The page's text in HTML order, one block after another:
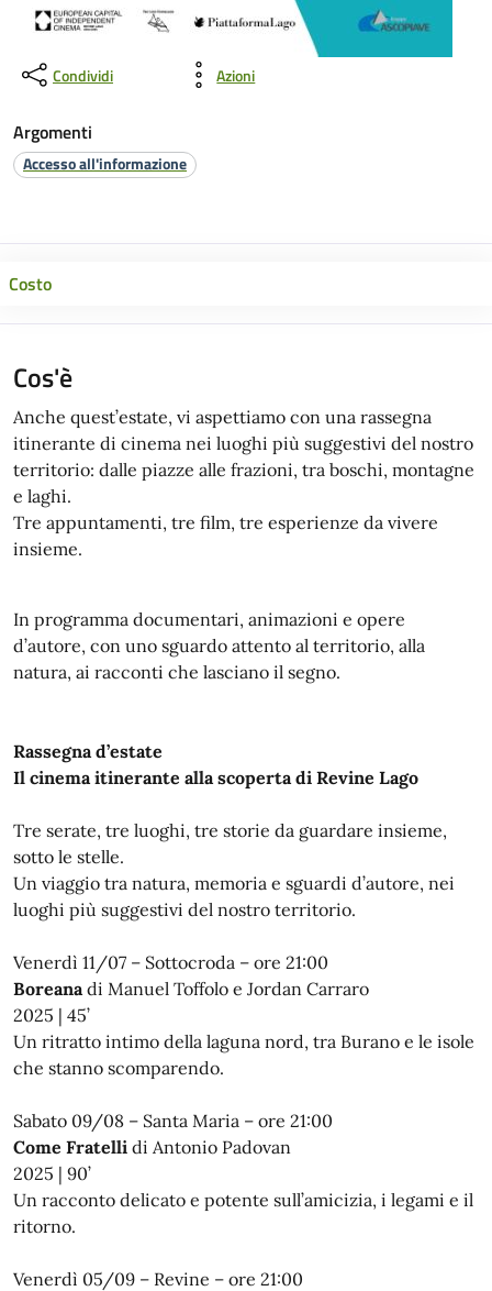
Condividi Azioni
Argomenti
Accesso all'informazione
Costo
Cos'è
Anche quest’estate, vi aspettiamo con una rassegna
itinerante di cinema nei luoghi più suggestivi del nostro
territorio: dalle piazze alle frazioni, tra boschi, montagne
e laghi.
Tre appuntamenti, tre film, tre esperienze da vivere
insieme.
In programma documentari, animazioni e opere
d’autore, con uno sguardo attento al territorio, alla
natura, ai racconti che lasciano il segno.
Rassegna d’estate
Il cinema itinerante alla scoperta di Revine Lago
Tre serate, tre luoghi, tre storie da guardare insieme,
sotto le stelle.
Un viaggio tra natura, memoria e sguardi d’autore, nei
luoghi più suggestivi del nostro territorio.
Venerdì 11/07 – Sottocroda – ore 21:00
Boreana di Manuel Toffolo e Jordan Carraro
2025 | 45’
Un ritratto intimo della laguna nord, tra Burano e le isole
che stanno scomparendo.
Sabato 09/08 – Santa Maria – ore 21:00
Come Fratelli di Antonio Padovan
2025 | 90’
Un racconto delicato e potente sull’amicizia, i legami e il
ritorno.
Venerdì 05/09 – Revine – ore 21:00